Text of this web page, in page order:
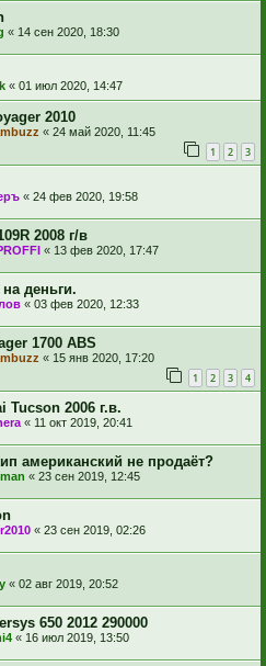
« 14 сен 2020, 18:30
« 01 июл 2020, 14:47
2010
« 24 май 2020, 11:45
1 2 3
« 24 фев 2020, 19:58
2008 г/в
« 13 фев 2020, 17:47
деньги.
« 03 фев 2020, 12:33
1700 ABS
« 15 янв 2020, 17:20
1 2 3 4
Tucson 2006 г.в.
« 11 окт 2019, 20:41
американский не продаёт?
« 23 сен 2019, 12:45
« 23 сен 2019, 02:26
« 02 авг 2019, 20:52
650 2012 290000
« 16 июл 2019, 13:50